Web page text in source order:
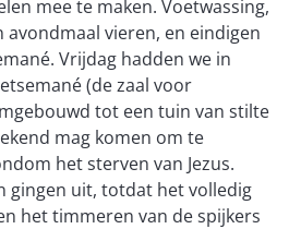
mee te maken. Voetwassing,
avondmaal vieren, en eindigen
Vrijdag hadden we in
(de zaal voor
tot een tuin van stilte
mag komen om te
het sterven van Jezus.
gingen uit, totdat het volledig
het timmeren van de spijkers